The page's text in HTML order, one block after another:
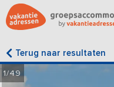
Terug naar resultaten
1/49